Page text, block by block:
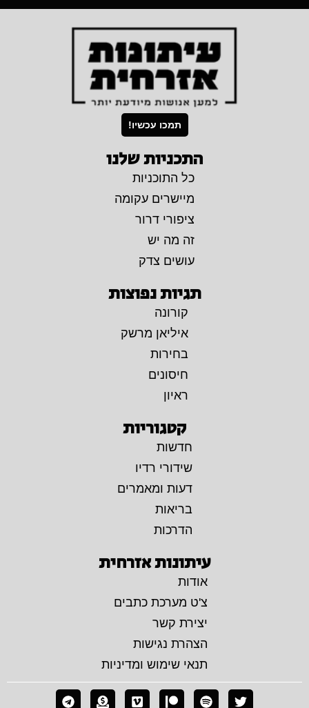
תמכו עכשיו!
התכניות שלנו
כל התוכניות
מיישרים עקומה
ציפורי דרור
זה מה יש
עושים צדק
תגיות נפוצות
קורונה
איליאן מרשק
בחירות
חיסונים
ראיון
קטגוריות
חדשות
שידורי רדיו
דעות ומאמרים
בריאות
הדרכות
עיתונות אזרחית
אודות
צ'ט מערכת כתבים
יצירת קשר
הצהרת נגישות
תנאי שימוש ומדיניות